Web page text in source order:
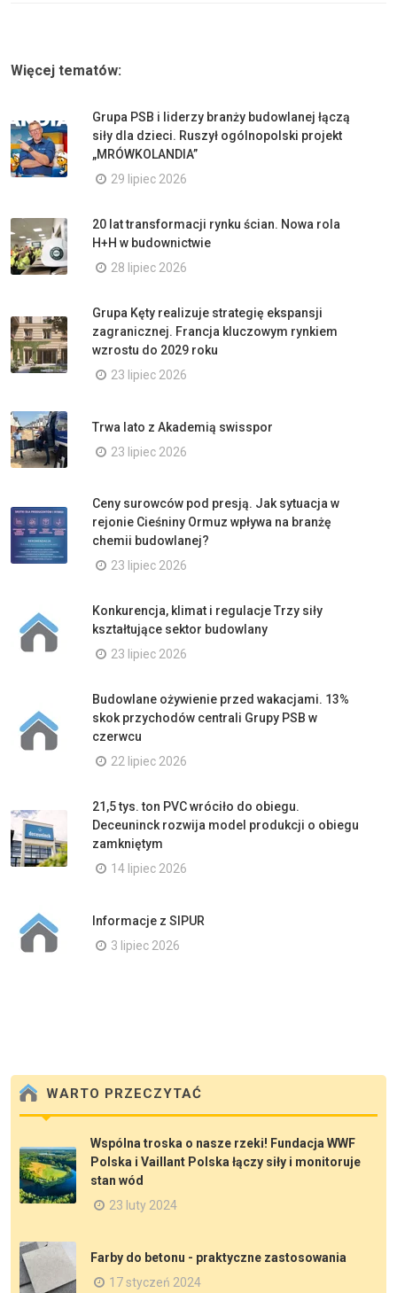
Więcej tematów:
Grupa PSB i liderzy branży budowlanej łączą
siły dla dzieci. Ruszył ogólnopolski projekt
„MRÓWKOLANDIA”
29 lipiec 2026
20 lat transformacji rynku ścian. Nowa rola
H+H w budownictwie
28 lipiec 2026
Grupa Kęty realizuje strategię ekspansji
zagranicznej. Francja kluczowym rynkiem
wzrostu do 2029 roku
23 lipiec 2026
Trwa lato z Akademią swisspor
23 lipiec 2026
Ceny surowców pod presją. Jak sytuacja w
rejonie Cieśniny Ormuz wpływa na branżę
chemii budowlanej?
23 lipiec 2026
Konkurencja, klimat i regulacje Trzy siły
kształtujące sektor budowlany
23 lipiec 2026
Budowlane ożywienie przed wakacjami. 13%
skok przychodów centrali Grupy PSB w
czerwcu
22 lipiec 2026
21,5 tys. ton PVC wróciło do obiegu.
Deceuninck rozwija model produkcji o obiegu
zamkniętym
14 lipiec 2026
Informacje z SIPUR
3 lipiec 2026
WARTO PRZECZYTAĆ
Wspólna troska o nasze rzeki! Fundacja WWF
Polska i Vaillant Polska łączy siły i monitoruje
stan wód
23 luty 2024
Farby do betonu - praktyczne zastosowania
17 styczeń 2024